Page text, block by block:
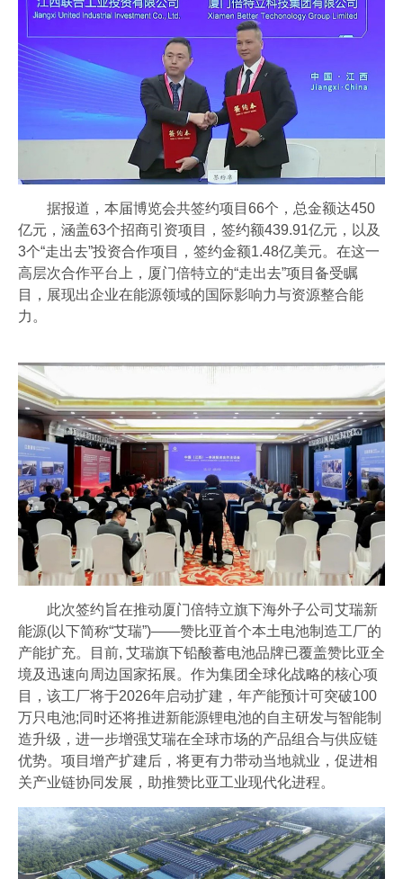
据报道，本届博览会共签约项目66个，总金额达450
亿元，涵盖63个招商引资项目，签约额439.91亿元，以及
3个“走出去”投资合作项目，签约金额1.48亿美元。在这一
高层次合作平台上，厦门倍特立的“走出去”项目备受瞩
目，展现出企业在能源领域的国际影响力与资源整合能
力。
此次签约旨在推动厦门倍特立旗下海外子公司艾瑞新
能源(以下简称“艾瑞”)——赞比亚首个本土电池制造工厂的
产能扩充。目前, 艾瑞旗下铅酸蓄电池品牌已覆盖赞比亚全
境及迅速向周边国家拓展。作为集团全球化战略的核心项
目，该工厂将于2026年启动扩建，年产能预计可突破100
万只电池;同时还将推进新能源锂电池的自主研发与智能制
造升级，进一步增强艾瑞在全球市场的产品组合与供应链
优势。项目增产扩建后，将更有力带动当地就业，促进相
关产业链协同发展，助推赞比亚工业现代化进程。